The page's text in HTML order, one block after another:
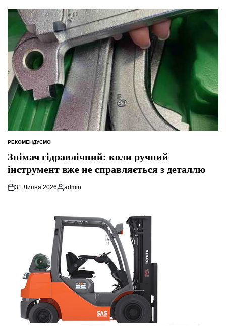
ОПУБЛІКУВАТИ
РЕКОМЕНДУЄМО
Знімач гідравлічний: коли ручний
інструмент вже не справляється з деталлю
31 Липня 2026
Опубліковано
admin